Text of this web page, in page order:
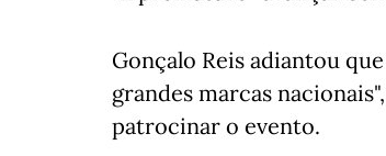
Gonçalo Reis adiantou
grandes marcas
patrocinar o evento.